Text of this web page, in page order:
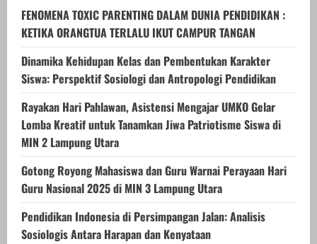
FENOMENA TOXIC PARENTING DALAM DUNIA PENDIDIKAN :
KETIKA ORANGTUA TERLALU IKUT CAMPUR TANGAN
Dinamika Kehidupan Kelas dan Pembentukan Karakter
Siswa: Perspektif Sosiologi dan Antropologi Pendidikan
Rayakan Hari Pahlawan, Asistensi Mengajar UMKO Gelar
Lomba Kreatif untuk Tanamkan Jiwa Patriotisme Siswa di
MIN 2 Lampung Utara
Gotong Royong Mahasiswa dan Guru Warnai Perayaan Hari
Guru Nasional 2025 di MIN 3 Lampung Utara
Pendidikan Indonesia di Persimpangan Jalan: Analisis
Sosiologis Antara Harapan dan Kenyataan